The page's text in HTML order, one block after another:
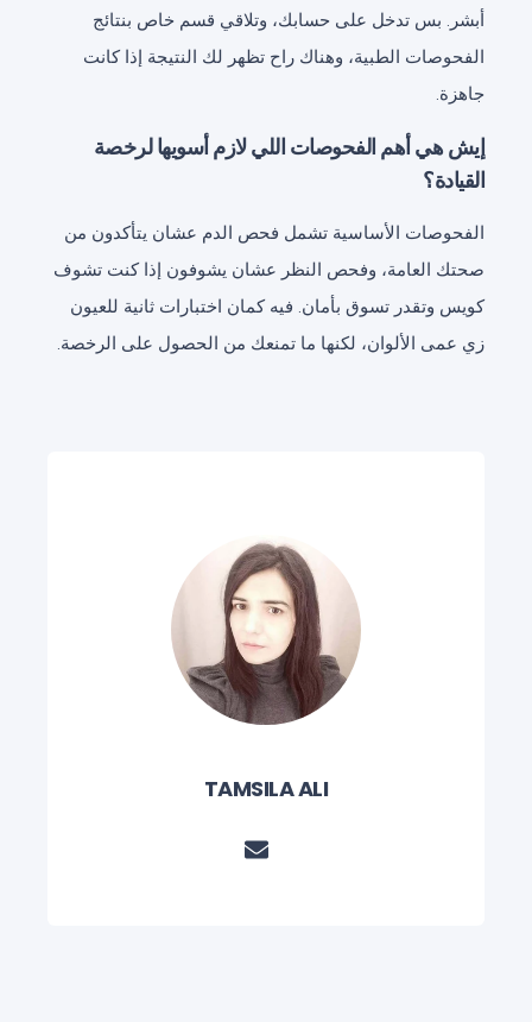
أبشر. بس تدخل على حسابك، وتلاقي قسم خاص بنتائج
الفحوصات الطبية، وهناك راح تظهر لك النتيجة إذا كانت
جاهزة.
إيش هي أهم الفحوصات اللي لازم أسويها لرخصة
القيادة؟
الفحوصات الأساسية تشمل فحص الدم عشان يتأكدون من
صحتك العامة، وفحص النظر عشان يشوفون إذا كنت تشوف
كويس وتقدر تسوق بأمان. فيه كمان اختبارات ثانية للعيون
زي عمى الألوان، لكنها ما تمنعك من الحصول على الرخصة.
TAMSILA ALI